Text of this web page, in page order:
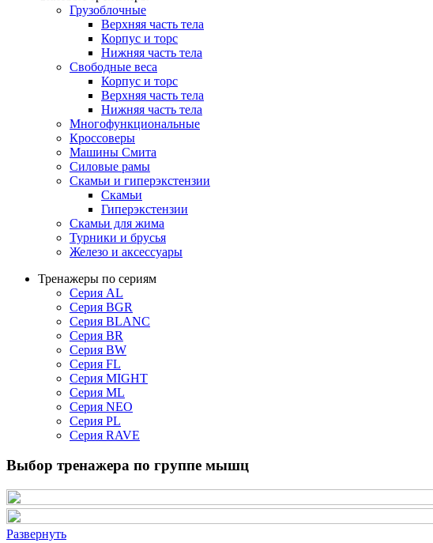
Грузоблочные
Верхняя часть тела
Корпус и торс
Нижняя часть тела
Свободные веса
Корпус и торс
Верхняя часть тела
Нижняя часть тела
Многофункциональные
Кроссоверы
Машины Смита
Силовые рамы
Скамьи и гиперэкстензии
Скамьи
Гиперэкстензии
Скамьи для жима
Турники и брусья
Железо и аксессуары
Тренажеры по сериям
Серия AL
Серия BGR
Серия BLANC
Серия BR
Серия BW
Серия FL
Серия MIGHT
Серия ML
Серия NEO
Серия PL
Серия RAVE
Выбор тренажера по группе мышц
Развернуть